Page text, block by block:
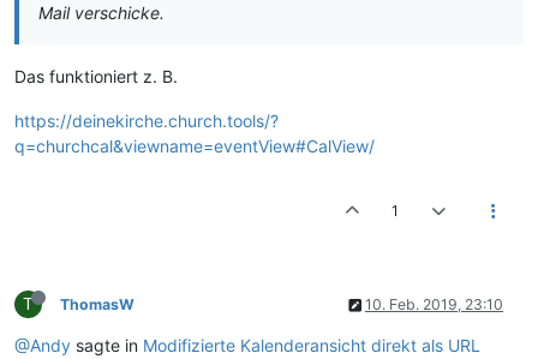
Mail verschicke.
Das funktioniert z. B.
https://deinekirche.church.tools/?
q=churchcal&viewname=eventView#CalView/
1
T ThomasW 10. Feb. 2019, 23:10
@Andy sagte in Modifizierte Kalenderansicht direkt als URL